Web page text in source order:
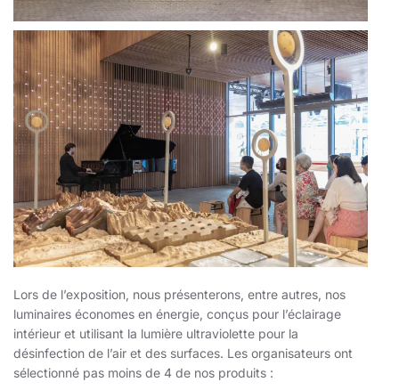
Lors de l’exposition, nous présenterons, entre autres, nos
luminaires économes en énergie, conçus pour l’éclairage
intérieur et utilisant la lumière ultraviolette pour la
désinfection de l’air et des surfaces. Les organisateurs ont
sélectionné pas moins de 4 de nos produits :